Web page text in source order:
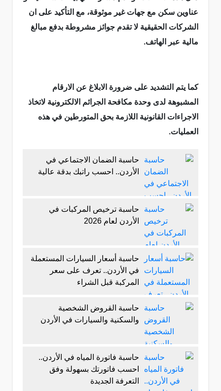
عناوين سكن مع جهات غير موثوقة، مع التأكيد على ان
الشركات الحقيقية لا تقدم جوائز مشروطة بدفع مبالغ
مالية عبر الهاتف.
كما يتم التشديد على ضرورة الابلاغ عن الارقام
المشبوهة لدى وحدة مكافحة الجرائم الالكترونية لاتخاذ
الاجراءات القانونية اللازمة بحق المتورطين في هذه
العمليات.
حاسبة الضمان الاجتماعي في
الأردن.. احسب راتبك بدقة عالية
حاسبة ترخيص المركبات في
الأردن لعام 2026
حاسبة أسعار السيارات المستعملة
في الأردن.. تعرف على سعر
المركبة قبل الشراء
حاسبة القروض الشخصية
والسكنية والسيارات في الأردن
حاسبة فاتورة المياه في الأردن..
احسب فاتورتك بسهولة وفق
التعرفة الجديدة